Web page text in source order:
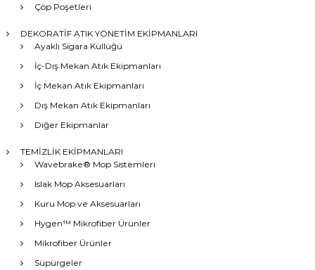
Çöp Poşetleri
DEKORATİF ATIK YÖNETİM EKİPMANLARI
Ayaklı Sigara Küllüğü
İç-Dış Mekan Atık Ekipmanları
İç Mekan Atık Ekipmanları
Dış Mekan Atık Ekipmanları
Diğer Ekipmanlar
TEMİZLİK EKİPMANLARI
Wavebrake® Mop Sistemleri
Islak Mop Aksesuarları
Kuru Mop ve Aksesuarları
Hygen™ Mikrofiber Ürünler
Mikrofiber Ürünler
Süpürgeler